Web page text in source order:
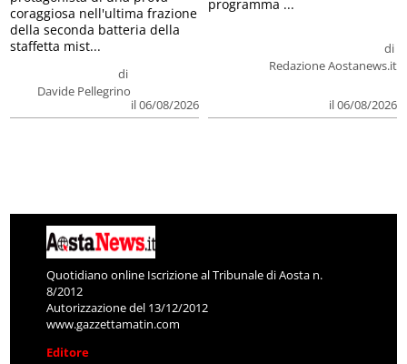
di
Davide Pellegrino
il 06/08/2026
coraggiosa nell'ultima frazione
della seconda batteria della
staffetta mist...
di
Redazione Aostanews.it
il 06/08/2026
programma ...
Quotidiano online Iscrizione al Tribunale di Aosta n.
8/2012
Autorizzazione del 13/12/2012
www.gazzettamatin.com
Editore